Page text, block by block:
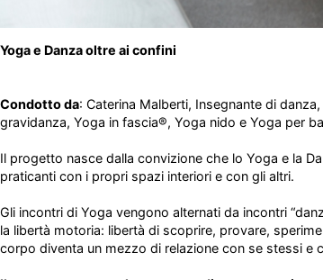
Yoga e Danza oltre ai confini
Condotto da: Caterina Malberti, Insegnante di
gravidanza, Yoga in fascia®️, Yoga nido e Yoga per
Il progetto nasce dalla convizione che lo Yoga e la
praticanti con i propri spazi interiori e con gli altri.
Gli incontri di Yoga vengono alternati da incontri
la libertà motoria: libertà di scoprire, provare,
corpo diventa un mezzo di relazione con se stessi e